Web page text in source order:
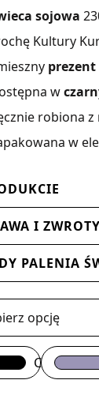
sojowa
Kultury
w
robiona
w
I ZWROTY
PALENIA